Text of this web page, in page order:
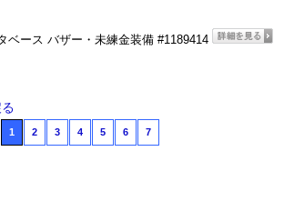
ベース バザー・未練金装備 #1189414
1 2 3 4 5 6 7